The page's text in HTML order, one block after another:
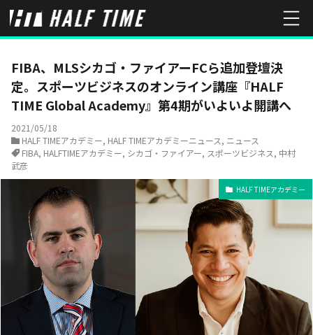
HOME ニュース HALF TIMEアカデミー FIBA、MLSシカゴ・
FIBA、MLSシカゴ・ファイアーFCら追加登壇決
定。スポーツビジネスのオンライン講座『HALF
TIME Global Academy』第4期がいよいよ開講へ
2021/05/18
HALF TIMEアカデミー, HALF TIMEアカデミーニュース, ニュース
FIBA, HALFTIMEアカデミー, シカゴ・ファイアー, スポーツビジネス, 中村
武彦
HALF TIMEアカデミー